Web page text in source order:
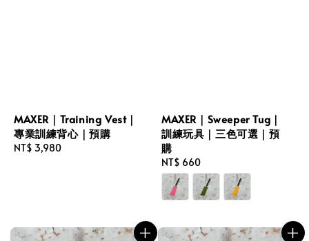
MAXER｜Training Vest｜
專業訓練背心｜預購
Regular
NT$ 3,980
MAXER｜Sweeper Tug｜
訓練玩具｜三色可選｜預
購
Regular
price
NT$ 660